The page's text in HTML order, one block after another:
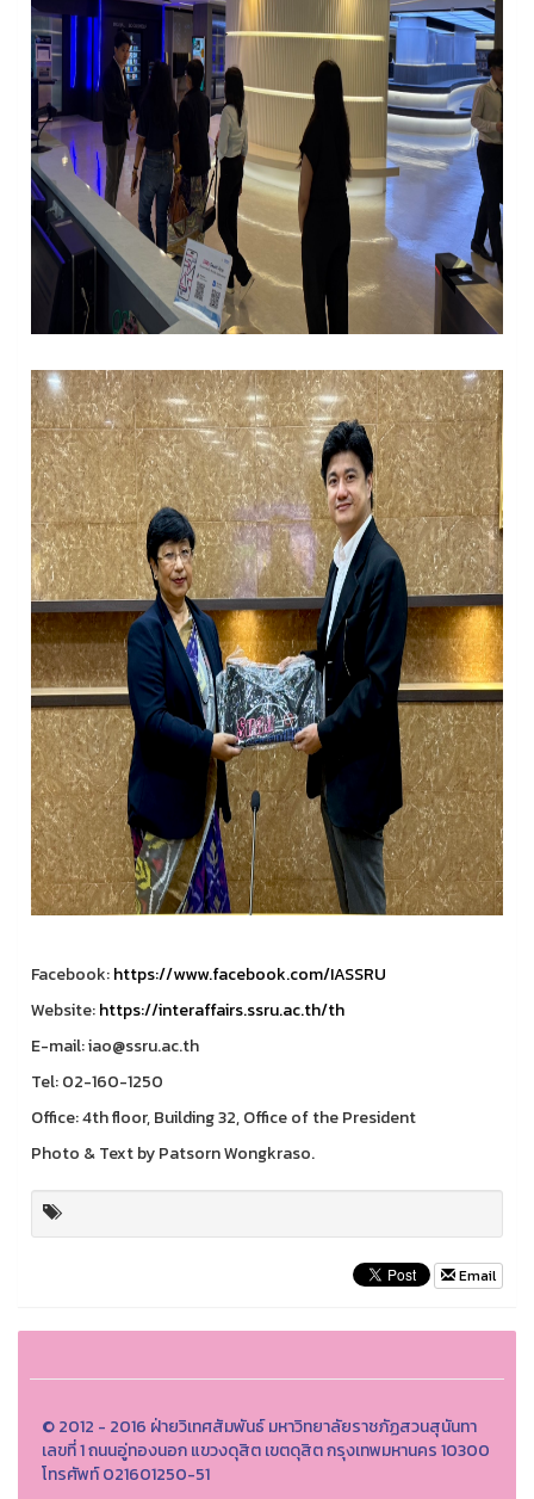
Facebook:https://www.facebook.com/IASSRU
Website:https://interaffairs.ssru.ac.th/th
E-mail: iao@ssru.ac.th
Tel: 02-160-1250
Office: 4th floor, Building 32, Office of the President
Photo & Text by Patsorn Wongkraso.
Email
© 2012 - 2016 ฝ่ายวิเทศสัมพันธ์ มหาวิทยาลัยราชภัฏสวนสุนันทา
เลขที่ 1 ถนนอู่ทองนอก แขวงดุสิต เขตดุสิต กรุงเทพมหานคร 10300
โทรศัพท์ 021601250-51